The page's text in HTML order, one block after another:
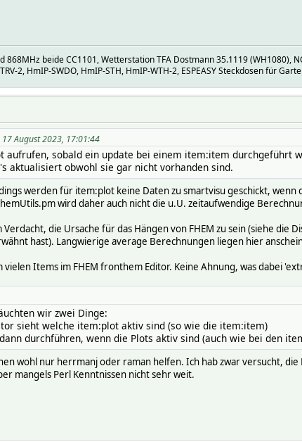
868MHz beide CC1101, Wetterstation TFA Dostmann 35.1119
2, HmIP-SWDO, HmIP-STH, HmIP-WTH-2, ESPEASY Steckdosen für
August 2023, 17:01:44
aufrufen, sobald ein update bei einem item:item durchgeführt
aktualisiert obwohl sie gar nicht vorhanden sind.
werden für item:plot keine Daten zu smartvisu geschickt,
wird daher auch nicht die u.U. zeitaufwendige
Verdacht, die Ursache für das Hängen von FHEM zu sein (siehe
hast). Langwierige average Berechnungen liegen hier
Items im FHEM fronthem Editor. Keine Ahnung, was dabei
wir zwei Dinge:
sieht welche item:plot aktiv sind (so wie die item:item)
durchführen, wenn die Plots aktiv sind (auch wie bei den
wohl nur herrmanj oder raman helfen. Ich hab zwar versucht,
mangels Perl Kenntnissen nicht sehr weit.